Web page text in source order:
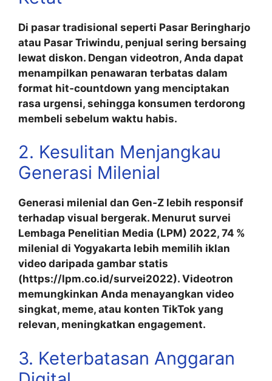
Di pasar tradisional seperti Pasar Beringharjo
atau Pasar Triwindu, penjual sering bersaing
lewat diskon. Dengan videotron, Anda dapat
menampilkan penawaran terbatas dalam
format hit‑countdown yang menciptakan
rasa urgensi, sehingga konsumen terdorong
membeli sebelum waktu habis.
2. Kesulitan Menjangkau
Generasi Milenial
Generasi milenial dan Gen‑Z lebih responsif
terhadap visual bergerak. Menurut survei
Lembaga Penelitian Media (LPM) 2022, 74 %
milenial di Yogyakarta lebih memilih iklan
video daripada gambar statis
(https://lpm.co.id/survei2022). Videotron
memungkinkan Anda menayangkan video
singkat, meme, atau konten TikTok yang
relevan, meningkatkan engagement.
3. Keterbatasan Anggaran